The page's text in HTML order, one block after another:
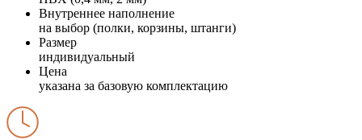
Внутреннее наполнение
на выбор (полки, корзины, штанги)
Размер
индивидуальный
Цена
указана за базовую комплектацию